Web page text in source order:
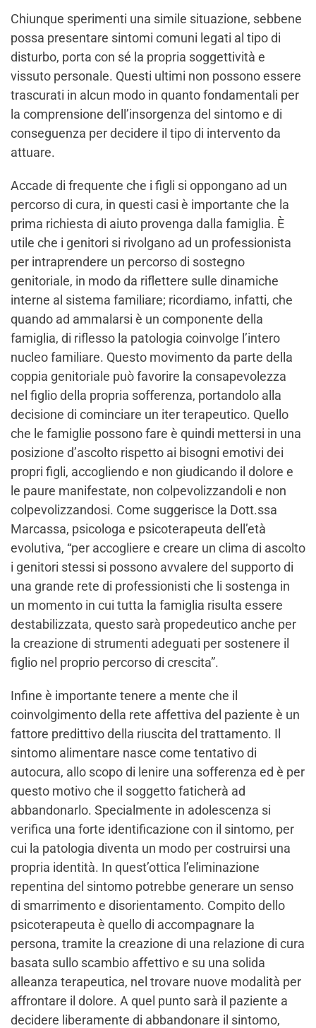
Chiunque sperimenti una simile situazione, sebbene
possa presentare sintomi comuni legati al tipo di
disturbo, porta con sé la propria soggettività e
vissuto personale. Questi ultimi non possono essere
trascurati in alcun modo in quanto fondamentali per
la comprensione dell’insorgenza del sintomo e di
conseguenza per decidere il tipo di intervento da
attuare.
Accade di frequente che i figli si oppongano ad un
percorso di cura, in questi casi è importante che la
prima richiesta di aiuto provenga dalla famiglia. È
utile che i genitori si rivolgano ad un professionista
per intraprendere un percorso di sostegno
genitoriale, in modo da riflettere sulle dinamiche
interne al sistema familiare; ricordiamo, infatti, che
quando ad ammalarsi è un componente della
famiglia, di riflesso la patologia coinvolge l’intero
nucleo familiare. Questo movimento da parte della
coppia genitoriale può favorire la consapevolezza
nel figlio della propria sofferenza, portandolo alla
decisione di cominciare un iter terapeutico. Quello
che le famiglie possono fare è quindi mettersi in una
posizione d’ascolto rispetto ai bisogni emotivi dei
propri figli, accogliendo e non giudicando il dolore e
le paure manifestate, non colpevolizzandoli e non
colpevolizzandosi. Come suggerisce la Dott.ssa
Marcassa, psicologa e psicoterapeuta dell’età
evolutiva, “per accogliere e creare un clima di ascolto
i genitori stessi si possono avvalere del supporto di
una grande rete di professionisti che li sostenga in
un momento in cui tutta la famiglia risulta essere
destabilizzata, questo sarà propedeutico anche per
la creazione di strumenti adeguati per sostenere il
figlio nel proprio percorso di crescita”.
Infine è importante tenere a mente che il
coinvolgimento della rete affettiva del paziente è un
fattore predittivo della riuscita del trattamento. Il
sintomo alimentare nasce come tentativo di
autocura, allo scopo di lenire una sofferenza ed è per
questo motivo che il soggetto faticherà ad
abbandonarlo. Specialmente in adolescenza si
verifica una forte identificazione con il sintomo, per
cui la patologia diventa un modo per costruirsi una
propria identità. In quest’ottica l’eliminazione
repentina del sintomo potrebbe generare un senso
di smarrimento e disorientamento. Compito dello
psicoterapeuta è quello di accompagnare la
persona, tramite la creazione di una relazione di cura
basata sullo scambio affettivo e su una solida
alleanza terapeutica, nel trovare nuove modalità per
affrontare il dolore. A quel punto sarà il paziente a
decidere liberamente di abbandonare il sintomo,